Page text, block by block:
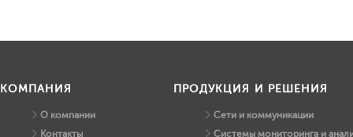
КОМПАНИЯ
О компании
Контакты
ПРОДУКЦИЯ И РЕШЕНИЯ
Сети и коммуникации
Системы мониторинга и